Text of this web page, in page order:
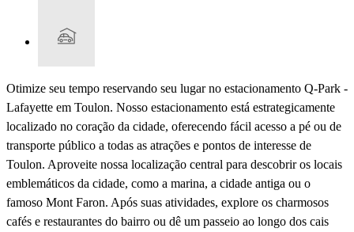
Otimize seu tempo reservando seu lugar no estacionamento Q-Park -
Lafayette em Toulon. Nosso estacionamento está estrategicamente
localizado no coração da cidade, oferecendo fácil acesso a pé ou de
transporte público a todas as atrações e pontos de interesse de
Toulon. Aproveite nossa localização central para descobrir os locais
emblemáticos da cidade, como a marina, a cidade antiga ou o
famoso Mont Faron. Após suas atividades, explore os charmosos
cafés e restaurantes do bairro ou dê um passeio ao longo dos cais